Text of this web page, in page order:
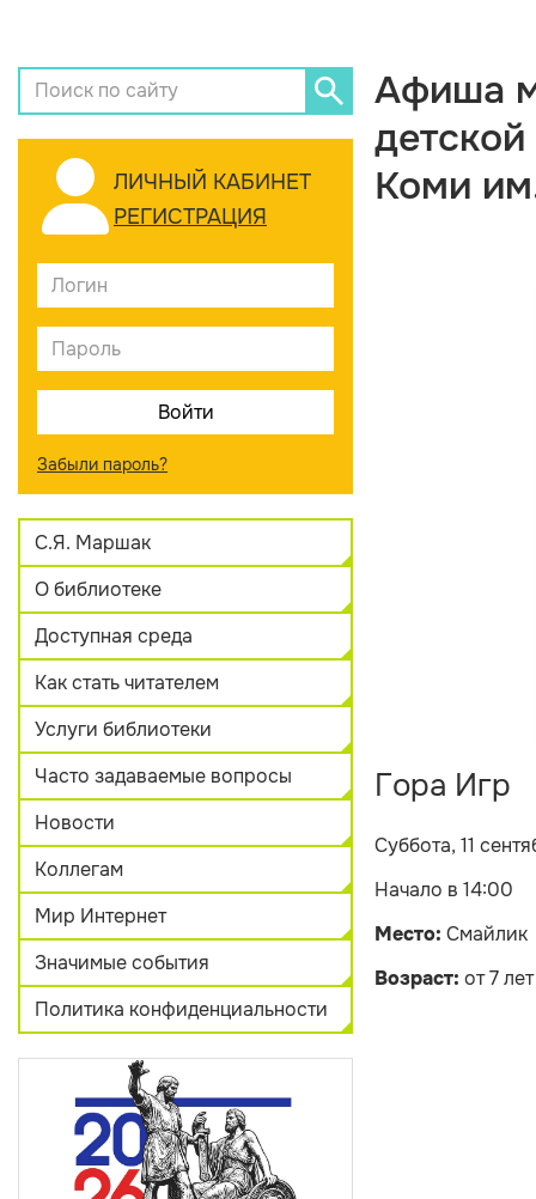
ЛИЧНЫЙ КАБИНЕТ
РЕГИСТРАЦИЯ
Забыли пароль?
С.Я. Маршак
О библиотеке
Доступная среда
Как стать читателем
Услуги библиотеки
Часто задаваемые вопросы
Новости
Коллегам
Мир Интернет
Значимые события
Политика конфиденциальности
Афиша
Коми
Гора Игр
Суббота, 11
Начало в 14:00
Место: Смайлик
Возраст: от 7 лет